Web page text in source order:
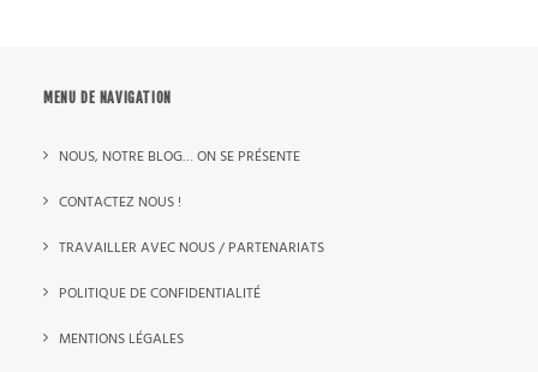
MENU DE NAVIGATION
NOUS, NOTRE BLOG… ON SE PRÉSENTE
CONTACTEZ NOUS !
TRAVAILLER AVEC NOUS / PARTENARIATS
POLITIQUE DE CONFIDENTIALITÉ
MENTIONS LÉGALES